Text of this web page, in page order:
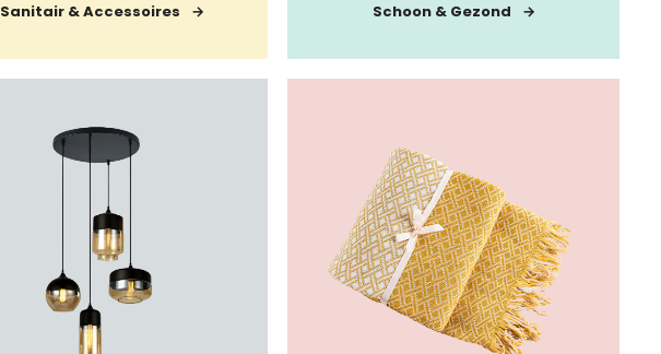
Sanitair & Accessoires Schoon & Gezond